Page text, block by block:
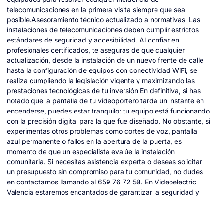
telecomunicaciones en la primera visita siempre que sea
posible.Asesoramiento técnico actualizado a normativas: Las
instalaciones de telecomunicaciones deben cumplir estrictos
estándares de seguridad y accesibilidad. Al confiar en
profesionales certificados, te aseguras de que cualquier
actualización, desde la instalación de un nuevo frente de calle
hasta la configuración de equipos con conectividad WiFi, se
realiza cumpliendo la legislación vigente y maximizando las
prestaciones tecnológicas de tu inversión.En definitiva, si has
notado que la pantalla de tu videoportero tarda un instante en
encenderse, puedes estar tranquilo: tu equipo está funcionando
con la precisión digital para la que fue diseñado. No obstante, si
experimentas otros problemas como cortes de voz, pantalla
azul permanente o fallos en la apertura de la puerta, es
momento de que un especialista evalúe la instalación
comunitaria. Si necesitas asistencia experta o deseas solicitar
un presupuesto sin compromiso para tu comunidad, no dudes
en contactarnos llamando al 659 76 72 58. En Videoelectric
Valencia estaremos encantados de garantizar la seguridad y